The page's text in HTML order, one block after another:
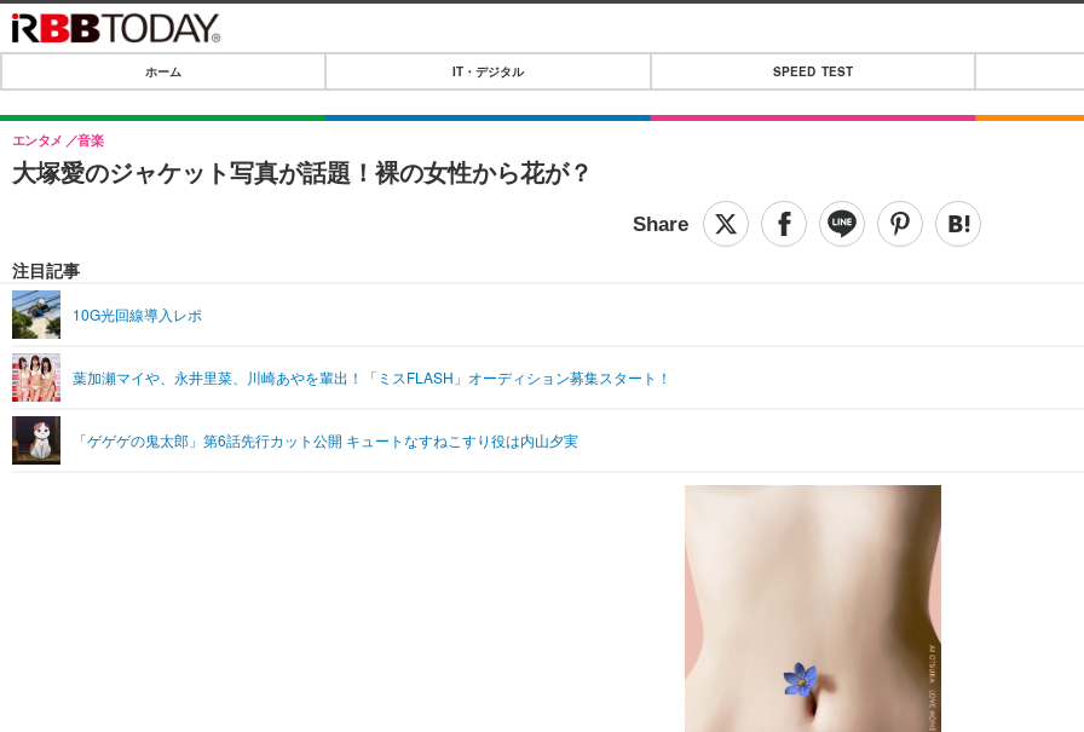
IT・デジタル
IT・デジタルTOP
SPEED TEST
音楽
ライフ
ペット
その他
リリース一覧
プッシュ通知の停止方法
ホーム IT・デジタル SPEED TEST
大塚愛のジャケット写真が話題！裸の女性から花が？
エンタメ 音楽
注目記事
10G光回線導入レポ
葉加瀬マイや、永井里菜、川崎あやを輩出！「ミスFLASH」オーディション募集スタート！
「ゲゲゲの鬼太郎」第6話先行カット公開 キュートなすねこすり役は内山夕実